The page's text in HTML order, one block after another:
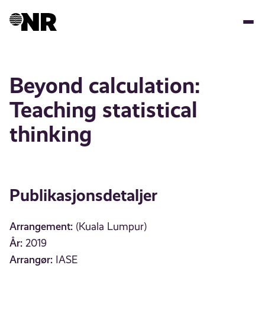
Beyond calculation:
Teaching statistical
thinking
Publikasjonsdetaljer
Arrangement: (Kuala Lumpur)
År: 2019
Arrangør: IASE